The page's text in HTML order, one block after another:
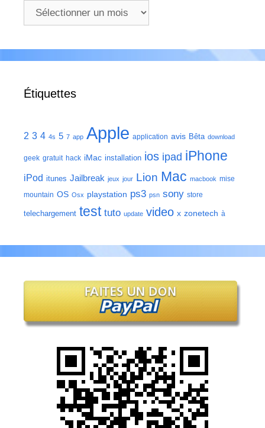
Archives
Étiquettes
2 3 4 4s 5 7 app Apple application avis Bêta download
geek gratuit hack iMac installation ios ipad iPhone
iPod itunes Jailbreak jeux jour Lion Mac macbook mise
mountain OS Osx playstation ps3 psn sony store
telechargement test tuto update video x zonetech à